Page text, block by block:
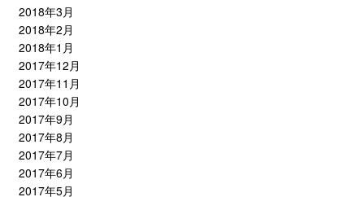
2018年3月
2018年2月
2018年1月
2017年12月
2017年11月
2017年10月
2017年9月
2017年8月
2017年7月
2017年6月
2017年5月